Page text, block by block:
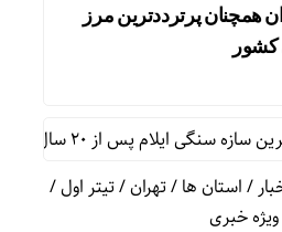
همچنان پرترددترین مرز
کشور
پس از ۲۰ سال انتظار در هلیلان افتتاح می‌شود
/استان ها/تهران/تیتر اول/
ویژه خبری